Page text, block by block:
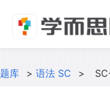
题库 > 语法 SC >